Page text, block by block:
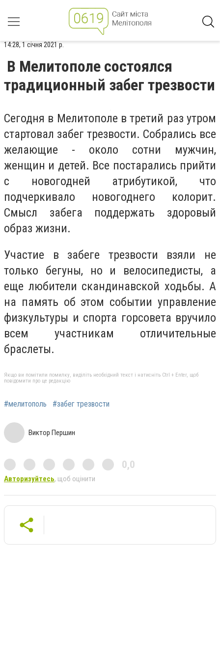
14:28, 1 січня 2021 р.
В Мелитополе состоялся
традиционный забег трезвости
Сегодня в Мелитополе в третий раз утром
стартовал забег трезвости. Собрались все
желающие - около сотни мужчин,
женщин и детей. Все постарались прийти
с новогодней атрибутикой, что
подчеркивало новогоднего колорит.
Смысл забега поддержать здоровый
образ жизни.
Участие в забеге трезвости взяли не
только бегуны, но и велосипедисты, а
еще любители скандинавской ходьбы. А
на память об этом событии управление
физкультуры и спорта горсовета вручило
всем участникам отличительные
браслеты.
Якщо ви помітили помилку, виділіть необхідний текст і натисніть Ctrl + Enter, щоб
повідомити про це редакцію
#мелитополь #забег трезвости
Виктор Першин
0,0
Авторизуйтесь, щоб оцінити